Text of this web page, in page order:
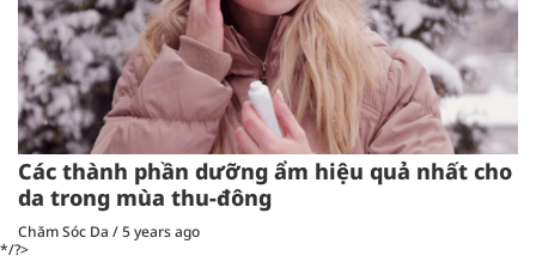
Các thành phần dưỡng ẩm hiệu quả nhất cho
da trong mùa thu-đông
Chăm Sóc Da /5 years ago
*/?>